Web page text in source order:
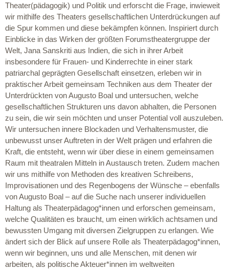
Theater(pädagogik) und Politik und erforscht die Frage, inwieweit
wir mithilfe des Theaters gesellschaftlichen Unterdrückungen auf
die Spur kommen und diese bekämpfen können. Inspiriert durch
Einblicke in das Wirken der größten Forumstheatergruppe der
Welt, Jana Sanskriti aus Indien, die sich in ihrer Arbeit
insbesondere für Frauen- und Kinderrechte in einer stark
patriarchal geprägten Gesellschaft einsetzen, erleben wir in
praktischer Arbeit gemeinsam Techniken aus dem Theater der
Unterdrückten von Augusto Boal und untersuchen, welche
gesellschaftlichen Strukturen uns davon abhalten, die Personen
zu sein, die wir sein möchten und unser Potential voll auszuleben.
Wir untersuchen innere Blockaden und Verhaltensmuster, die
unbewusst unser Auftreten in der Welt prägen und erfahren die
Kraft, die entsteht, wenn wir über diese in einem gemeinsamen
Raum mit theatralen Mitteln in Austausch treten. Zudem machen
wir uns mithilfe von Methoden des kreativen Schreibens,
Improvisationen und des Regenbogens der Wünsche – ebenfalls
von Augusto Boal – auf die Suche nach unserer individuellen
Haltung als Theaterpädagog*innen und erforschen gemeinsam,
welche Qualitäten es braucht, um einen wirklich achtsamen und
bewussten Umgang mit diversen Zielgruppen zu erlangen. Wie
ändert sich der Blick auf unsere Rolle als Theaterpädagog*innen,
wenn wir beginnen, uns und alle Menschen, mit denen wir
arbeiten, als politische Akteuer*innen im weltweiten